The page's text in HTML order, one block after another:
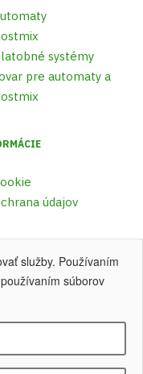
systémy
pre automaty a
údajov
práva vyhradené.
služby. Používaním
súborov